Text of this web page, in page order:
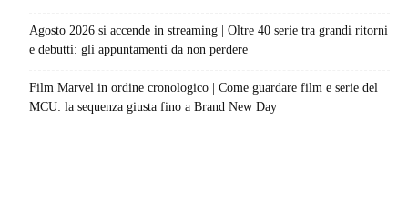
Agosto 2026 si accende in streaming | Oltre 40 serie tra grandi ritorni
e debutti: gli appuntamenti da non perdere
Film Marvel in ordine cronologico | Come guardare film e serie del
MCU: la sequenza giusta fino a Brand New Day